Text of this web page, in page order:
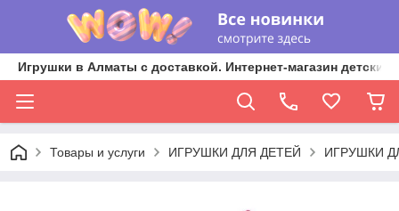
Игрушки в Алматы с доставкой. Интернет-магазин
Товары и услуги ИГРУШКИ ДЛЯ ДЕТЕЙ ИГРУШКИ